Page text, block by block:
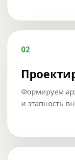
02
Формируем
и этапность